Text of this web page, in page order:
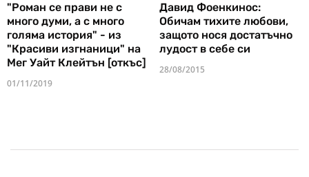
"Роман се прави не с
много думи, а с много
голяма история" - из
"Красиви изгнаници" на
Мег Уайт Клейтън [откъс]
01/11/2019
Давид Фоенкинос:
Обичам тихите любови,
защото нося достатъчно
лудост в себе си
28/08/2015